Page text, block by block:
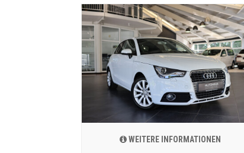
WEITERE INFORMATIONEN